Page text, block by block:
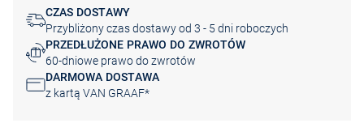
CZAS DOSTAWY
Przybliżony czas dostawy od 3 - 5 dni roboczych
PRZEDŁUŻONE PRAWO DO ZWROTÓW
60-dniowe prawo do zwrotów
DARMOWA DOSTAWA
z kartą VAN GRAAF*